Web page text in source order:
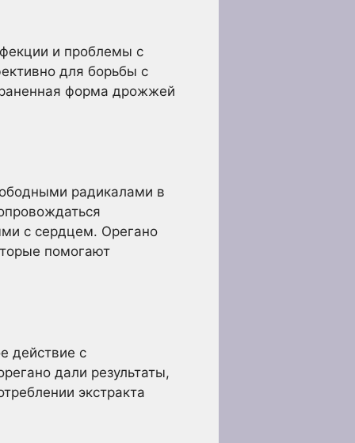
и проблемы с
для борьбы с
форма дрожжей
радикалами в
с сердцем. Орегано
помогают
действие с
дали результаты,
экстракта